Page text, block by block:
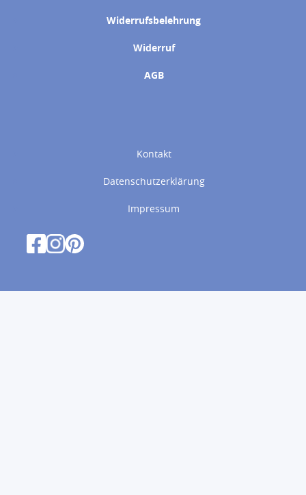
Widerrufsbelehrung
Widerruf
AGB
Kontakt
Datenschutzerklärung
Impressum